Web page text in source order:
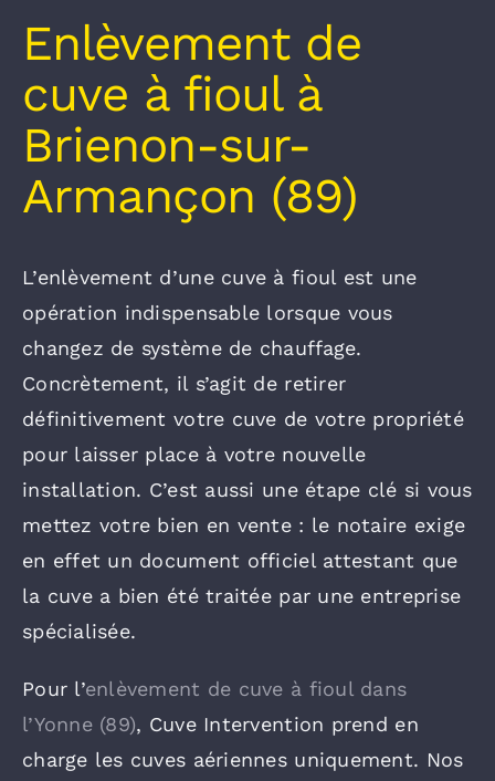
Enlèvement de
cuve à fioul à
Brienon-sur-
Armançon (89)
L’enlèvement d’une cuve à fioul est une
opération indispensable lorsque vous
changez de système de chauffage.
Concrètement, il s’agit de retirer
définitivement votre cuve de votre propriété
pour laisser place à votre nouvelle
installation. C’est aussi une étape clé si vous
mettez votre bien en vente : le notaire exige
en effet un document officiel attestant que
la cuve a bien été traitée par une entreprise
spécialisée.
Pour l’enlèvement de cuve à fioul dans
l’Yonne (89), Cuve Intervention prend en
charge les cuves aériennes uniquement. Nos